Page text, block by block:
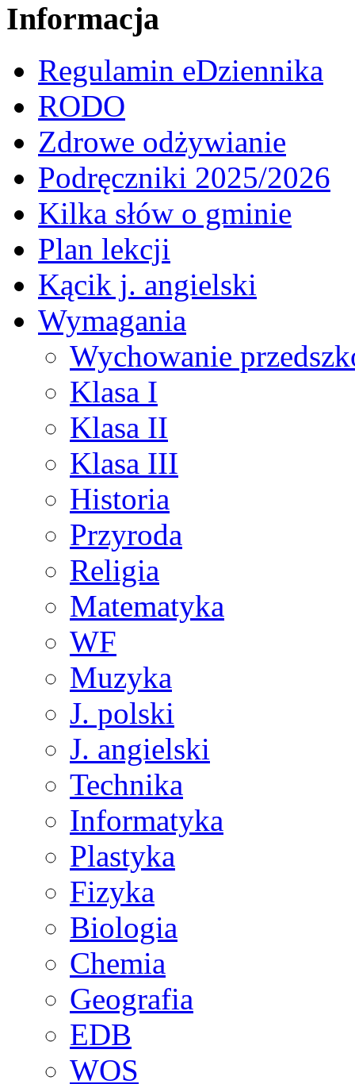
Informacja
Regulamin eDziennika
RODO
Zdrowe odżywianie
Podręczniki 2025/2026
Kilka słów o gminie
Plan lekcji
Kącik j. angielski
Wymagania
Wychowanie
Klasa I
Klasa II
Klasa III
Historia
Przyroda
Religia
Matematyka
WF
Muzyka
J. polski
J. angielski
Technika
Informatyka
Plastyka
Fizyka
Biologia
Chemia
Geografia
EDB
WOS